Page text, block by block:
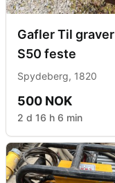
Gafler Til graver
S50 feste
Spydeberg, 1820
500 NOK
2 d 16 h 6 min